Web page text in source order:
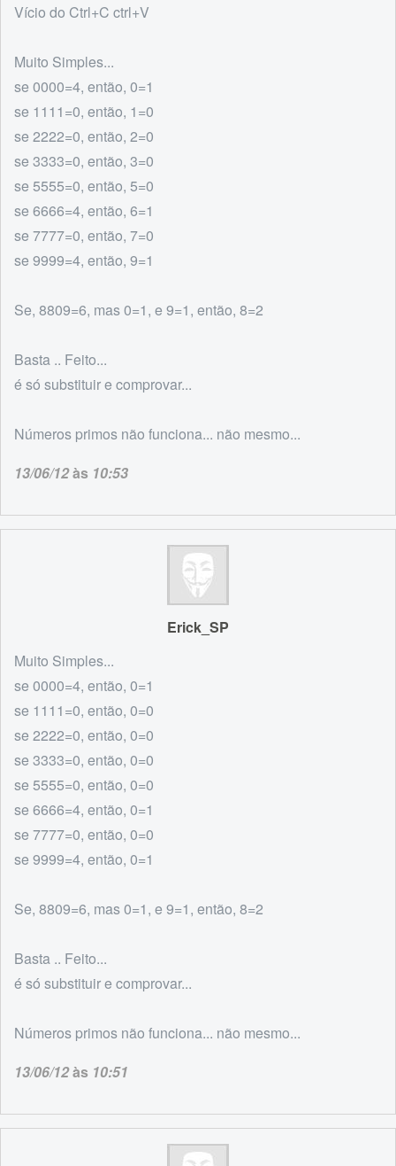
Vício do Ctrl+C ctrl+V
Muito Simples...
se 0000=4, então, 0=1
se 1111=0, então, 1=0
se 2222=0, então, 2=0
se 3333=0, então, 3=0
se 5555=0, então, 5=0
se 6666=4, então, 6=1
se 7777=0, então, 7=0
se 9999=4, então, 9=1
Se, 8809=6, mas 0=1, e 9=1, então, 8=2
Basta .. Feito...
é só substituir e comprovar...
Números primos não funciona... não mesmo...
13/06/12às 10:53
Erick_SP
Muito Simples...
se 0000=4, então, 0=1
se 1111=0, então, 0=0
se 2222=0, então, 0=0
se 3333=0, então, 0=0
se 5555=0, então, 0=0
se 6666=4, então, 0=1
se 7777=0, então, 0=0
se 9999=4, então, 0=1
Se, 8809=6, mas 0=1, e 9=1, então, 8=2
Basta .. Feito...
é só substituir e comprovar...
Números primos não funciona... não mesmo...
13/06/12às 10:51